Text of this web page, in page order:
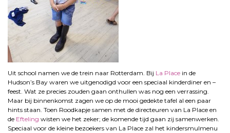
Uit school namen we de trein naar Rotterdam. Bij La Place in de
Hudson’s Bay waren we uitgenodigd voor een speciaal kinderdiner en –
feest. Wat ze precies zouden gaan onthullen was nog een verrassing.
Maar bij binnenkomst zagen we op de mooi gedekte tafel al een paar
hints staan. Toen Roodkapje samen met de directeuren van La Place en
de Efteling wisten we het zeker; de komende tijd gaan zij samenwerken.
Speciaal voor de kleine bezoekers van La Place zal het kindersmulmenu